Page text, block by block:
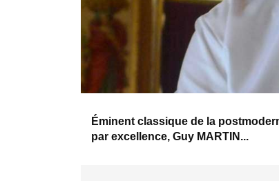
Éminent classique de la
par excellence, Guy MARTIN...